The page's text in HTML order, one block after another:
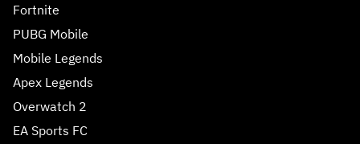
Fortnite
PUBG Mobile
Mobile Legends
Apex Legends
Overwatch 2
EA Sports FC